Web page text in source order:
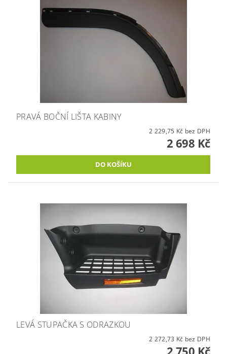
PRAVÁ BOČNÍ LIŠTA KABINY
2 229,75 Kč bez DPH
2 698 Kč
LEVÁ STUPAČKA S ODRAZKOU
2 272,73 Kč bez DPH
2 750 Kč